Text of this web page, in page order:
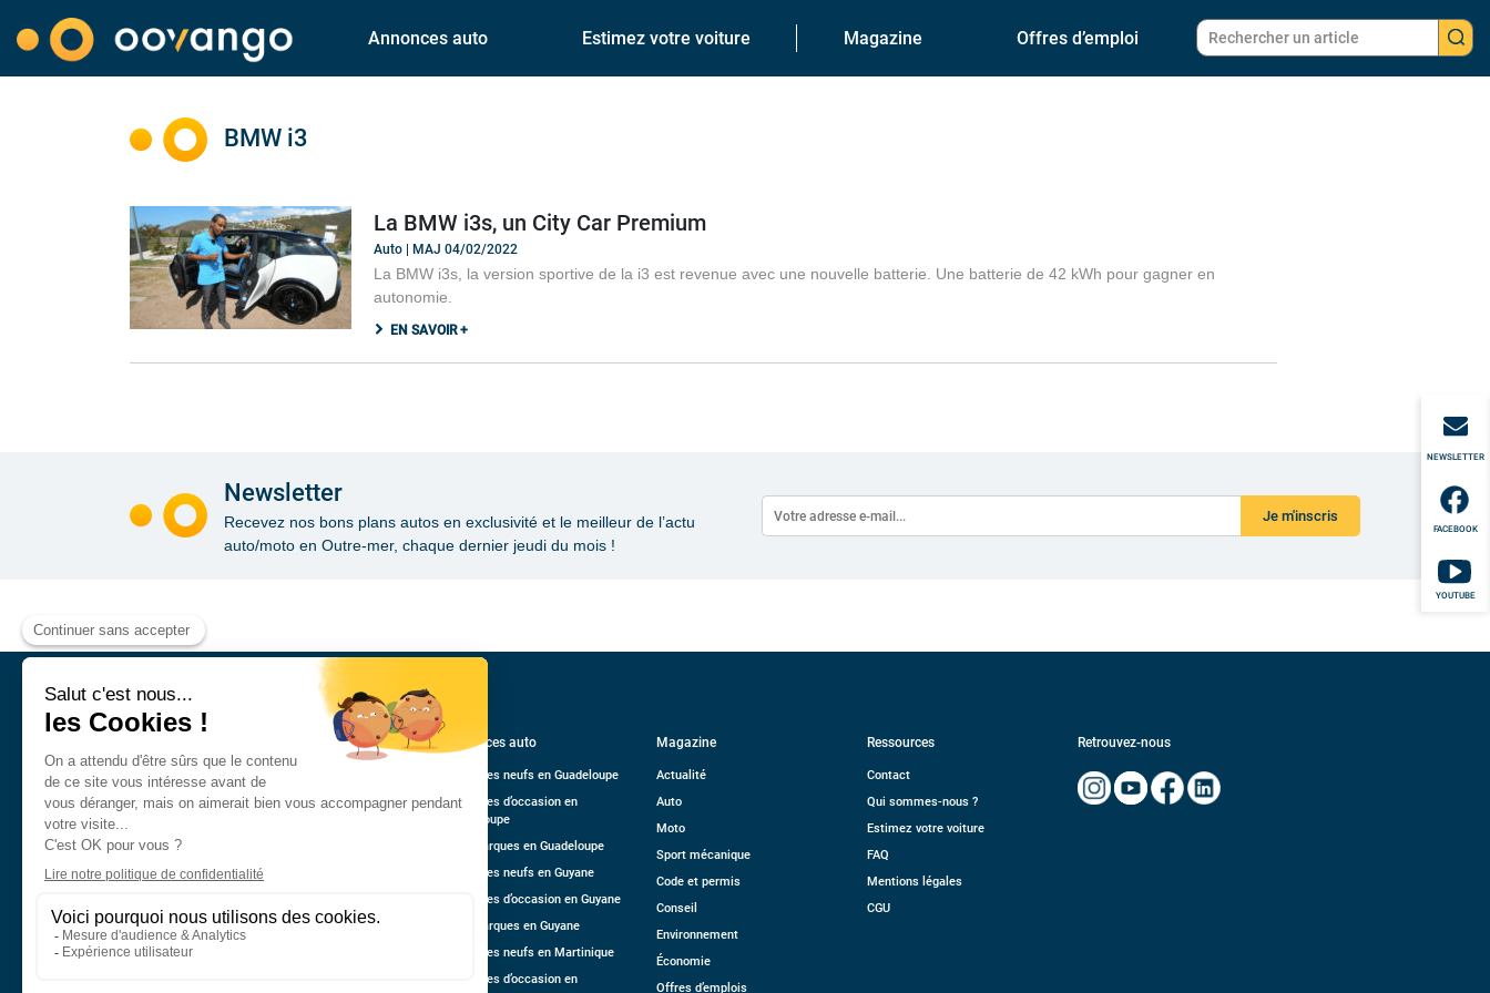
Annonces auto Estimez votre voiture Magazine Offres d’emploi
NEWSLETTER
FACEBOOK
YOUTUBE
BMW i3
La BMW i3s, un City Car Premium
Auto | MAJ 04/02/2022
La BMW i3s, la version sportive de la i3 est revenue avec une nouvelle batterie. Une batterie de 42 kWh pour gagner en
autonomie.
EN SAVOIR +
Newsletter
Recevez nos bons plans autos en exclusivité et le meilleur de l’actu
auto/moto en Outre-mer, chaque dernier jeudi du mois !
Je m'inscris
Annonces auto
Véhicules neufs en Guadeloupe
Véhicules d’occasion en
Guadeloupe
Nos marques en Guadeloupe
Véhicules neufs en Guyane
Véhicules d’occasion en Guyane
Nos marques en Guyane
Véhicules neufs en Martinique
Véhicules d’occasion en
Magazine
Actualité
Auto
Moto
Sport mécanique
Code et permis
Conseil
Environnement
Économie
Offres d’emplois
Ressources
Contact
Qui sommes-nous ?
Estimez votre voiture
FAQ
Mentions légales
CGU
Retrouvez-nous